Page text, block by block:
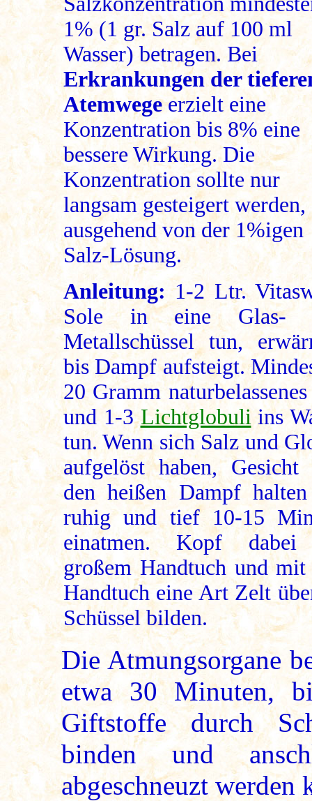
1% (1 gr. Salz auf 100 ml
Wasser) betragen. Bei
Erkrankungen der
Atemwegeerzielt eine
Konzentration bis 8% eine
bessere Wirkung. Die
Konzentration sollte nur
langsam gesteigert werden,
ausgehend von der 1%igen
Salz-Lösung.
Anleitung:1-2 Ltr.
Sole in eine Glas-
Metallschüssel tun,
bis Dampf aufsteigt.
20 Gramm
und 1-3Lichtglobuliins
tun. Wenn sich Salz und
aufgelöst haben, Gesicht
den heißen Dampf
ruhig und tief 10-15
einatmen. Kopf
großem Handtuch und mit
Handtuch eine Art Zelt
Schüssel bilden.
Die Atmungsorgane
etwa 30 Minuten,
Giftstoffe durch
binden und
abgeschneuzt werden